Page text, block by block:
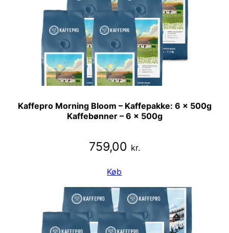
Kaffepro Morning Bloom – Kaffepakke: 6 x 500g
Kaffebønner – 6 x 500g
759,00 kr.
Køb